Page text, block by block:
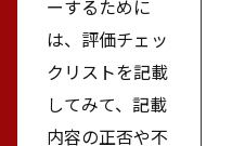
ーするために
は、評価チェッ
クリストを記載
してみて、記載
内容の正否や不